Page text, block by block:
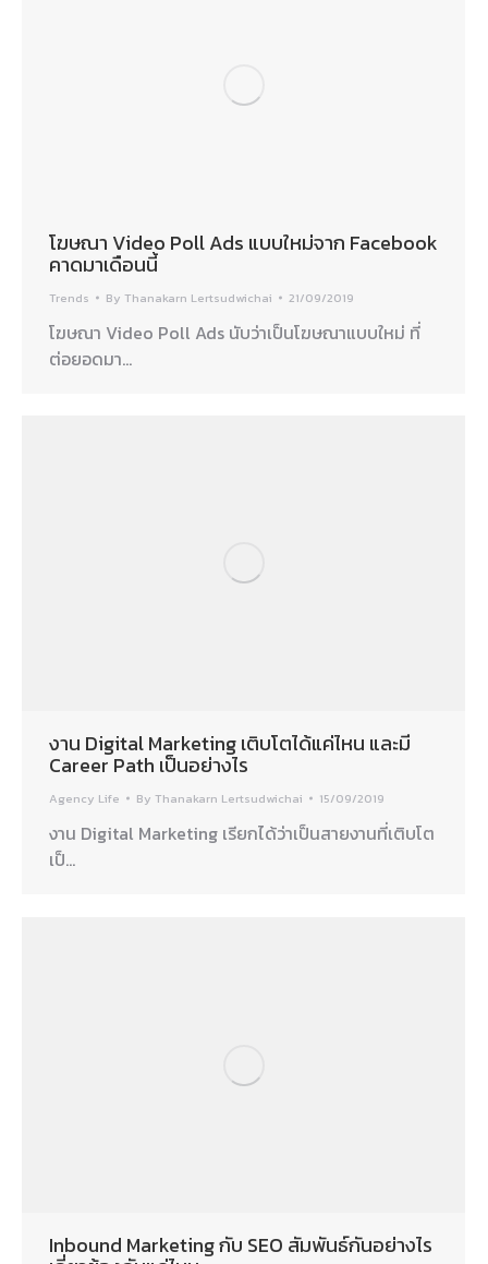
โฆษณา Video Poll Ads แบบใหม่จาก Facebook
คาดมาเดือนนี้
Trends By Thanakarn Lertsudwichai 21/09/2019
โฆษณา Video Poll Ads นับว่าเป็นโฆษณาแบบใหม่ ที่
ต่อยอดมา…
งาน Digital Marketing เติบโตได้แค่ไหน และมี
Career Path เป็นอย่างไร
Agency Life By Thanakarn Lertsudwichai 15/09/2019
งาน Digital Marketing เรียกได้ว่าเป็นสายงานที่เติบโต
เป็…
Inbound Marketing กับ SEO สัมพันธ์กันอย่างไร